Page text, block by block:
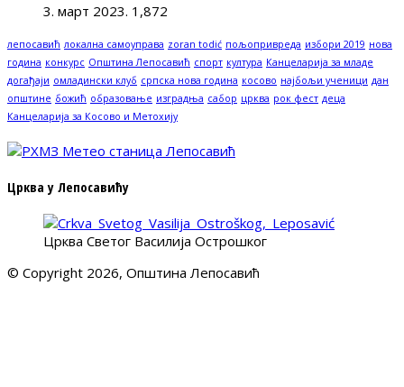
3. март 2023. 1,872
лепосавић локална самоуправа zoran todić пољопривреда избори 2019 нова
година конкурс Општина Лепосавић спорт култура Канцеларија за младе
догађаји омладински клуб српска нова година косово најбољи ученици дан
општине божић образовање изградња сабор црква рок фест деца
Канцеларија за Косово и Метохију
Црква у Лепосавићу
Црква Светог Василија Острошког
© Copyright 2026, Општина Лепосавић